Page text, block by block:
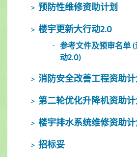
预防性维修资助计划
楼宇更新大行动2.0
参考文件及预审名单
动2.0)
消防安全改善工程资助
第二轮优化升降机资助
楼宇排水系统维修资助
招标妥